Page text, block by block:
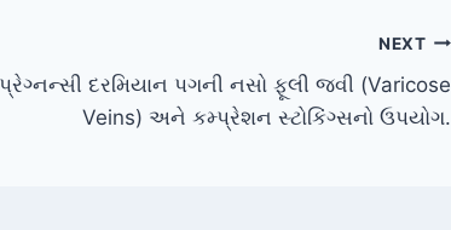
NEXT
પ્રેગ્નન્સી દરમિયાન પગની નસો ફૂલી જવી (Varicose
Veins) અને કમ્પ્રેશન સ્ટોકિંગ્સનો ઉપયોગ.